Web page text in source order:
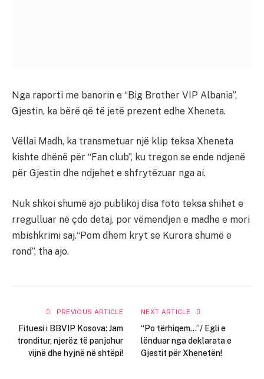
Nga raporti me banorin e “Big Brother VIP Albania”,
Gjestin, ka bërë që të jetë prezent edhe Xheneta.
Vëllai Madh, ka transmetuar një klip teksa Xheneta
kishte dhënë për “Fan club”, ku tregon se ende ndjenë
për Gjestin dhe ndjehet e shfrytëzuar nga ai.
Nuk shkoi shumë ajo publikoj disa foto teksa shihet e
rregulluar në çdo detaj, por vëmendjen e madhe e mori
mbishkrimi saj.“Pom dhem kryt se Kurora shumë e
rond”, tha ajo.
PREVIOUS ARTICLE
Fituesi i BBVIP Kosova: Jam
tronditur, njerëz të panjohur
vijnë dhe hyjnë në shtëpi!
NEXT ARTICLE
“Po tërhiqem…”/ Egli e
lënduar nga deklarata e
Gjestit për Xhenetën!